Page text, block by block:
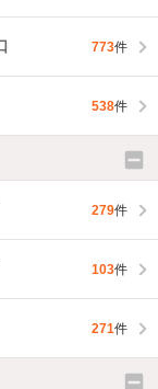
773件
538件
279件
103件
271件